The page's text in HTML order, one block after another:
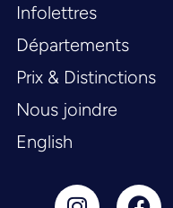
Infolettres
Départements
Prix & Distinctions
Nous joindre
English